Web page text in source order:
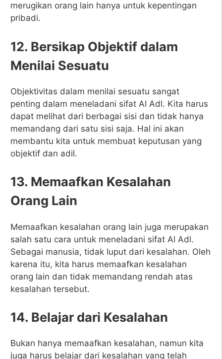
merugikan orang lain hanya untuk kepentingan
pribadi.
12. Bersikap Objektif dalam
Menilai Sesuatu
Objektivitas dalam menilai sesuatu sangat
penting dalam meneladani sifat Al Adl. Kita harus
dapat melihat dari berbagai sisi dan tidak hanya
memandang dari satu sisi saja. Hal ini akan
membantu kita untuk membuat keputusan yang
objektif dan adil.
13. Memaafkan Kesalahan
Orang Lain
Memaafkan kesalahan orang lain juga merupakan
salah satu cara untuk meneladani sifat Al Adl.
Sebagai manusia, tidak luput dari kesalahan. Oleh
karena itu, kita harus memaafkan kesalahan
orang lain dan tidak memandang rendah atas
kesalahan tersebut.
14. Belajar dari Kesalahan
Bukan hanya memaafkan kesalahan, namun kita
juga harus belajar dari kesalahan yang telah